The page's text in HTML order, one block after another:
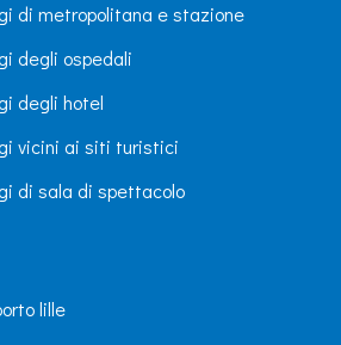
di metropolitana e stazione
degli ospedali
degli hotel
vicini ai siti turistici
di sala di spettacolo
lille